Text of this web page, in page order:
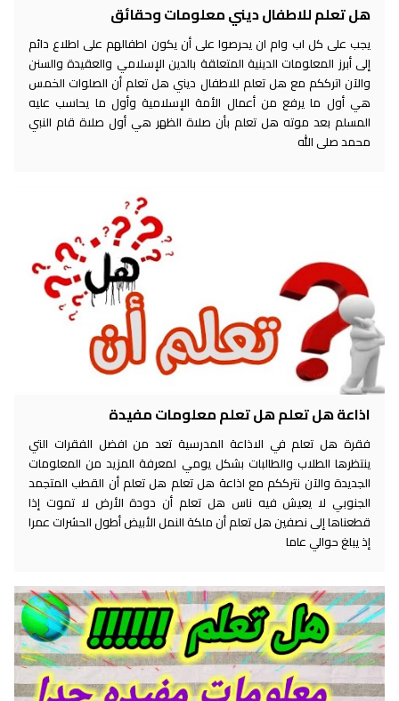
هل تعلم للاطفال ديني معلومات وحقائق
يجب على كل اب وام ان يحرصوا على أن يكون اطفالهم على اطلاع دائم
إلى أبرز المعلومات الدينية المتعلقة بالدين الإسلامي والعقيدة والسنن
والآن اترككم مع هل تعلم للاطفال ديني هل تعلم أن الصلوات الخمس
هي أول ما يرفع من أعمال الأمة الإسلامية وأول ما يحاسب عليه
المسلم بعد موته هل تعلم بأن صلاة الظهر هي أول صلاة قام النبي
محمد صلى الله
اذاعة هل تعلم هل تعلم معلومات مفيدة
فقرة هل تعلم في الاذاعة المدرسية تعد من افضل الفقرات التي
ينتظرها الطلاب والطالبات بشكل يومي لمعرفة المزيد من المعلومات
الجديدة والآن نترككم مع اذاعة هل تعلم هل تعلم أن القطب المتجمد
الجنوبي لا يعيش فيه ناس هل تعلم أن دودة الأرض لا تموت إذا
قطعناها إلى نصفين هل تعلم أن ملكة النمل الأبيض أطول الحشرات عمرا
إذ يبلغ حوالي عاما